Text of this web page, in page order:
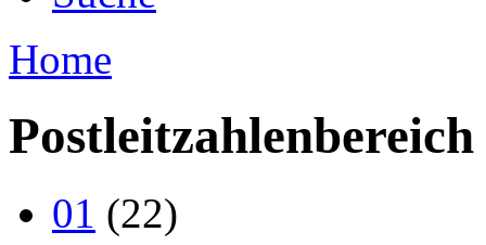
Home
Postleitzahlenbereich
01 (22)